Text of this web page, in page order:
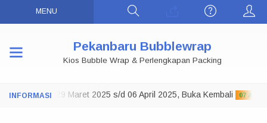
MENU
Pekanbaru Bubblewrap
Kios Bubble Wrap & Perlengkapan Packing
Toko Tutup 29 Maret 2025 s/d 06 April 2025, Buka Kembali 07 APRIL